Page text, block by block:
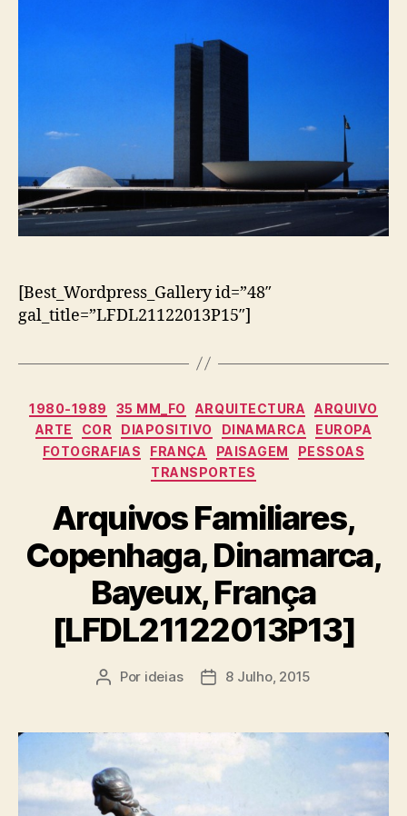
[Best_Wordpress_Gallery id=”48″
gal_title=”LFDL21122013P15″]
Categorias
1980-1989 35 MM_FO ARQUITECTURA
ARQUIVO
ARTE
COR DIAPOSITIVO DINAMARCA
EUROPA
FOTOGRAFIAS
FRANÇA PAISAGEM
PESSOAS
TRANSPORTES
Arquivos Familiares,
Copenhaga, Dinamarca,
Bayeux, França
[LFDL21122013P13]
Autor
Por ideias
Data8 Julho, 2015